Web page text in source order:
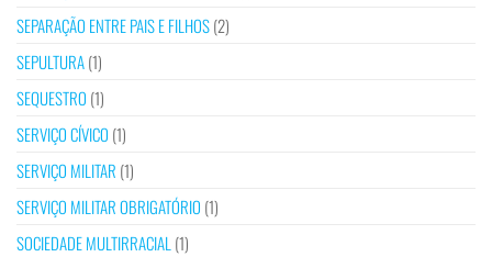
SEPARAÇÃO ENTRE PAIS E FILHOS(2)
SEPULTURA(1)
SEQUESTRO (1)
SERVIÇO CÍVICO (1)
SERVIÇO MILITAR (1)
SERVIÇO MILITAR OBRIGATÓRIO (1)
SOCIEDADE MULTIRRACIAL(1)